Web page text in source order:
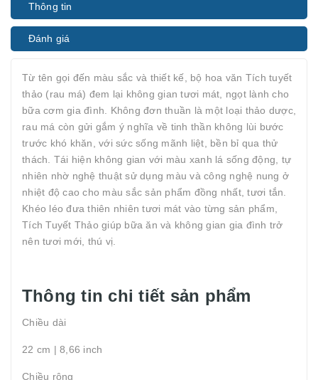
Thông tin
Đánh giá
Từ tên gọi đến màu sắc và thiết kế, bộ hoa văn Tích tuyết
thảo (rau má) đem lại không gian tươi mát, ngọt lành cho
bữa cơm gia đình. Không đơn thuần là một loại thảo dược,
rau má còn gửi gắm ý nghĩa về tinh thần không lùi bước
trước khó khăn, với sức sống mãnh liệt, bền bỉ qua thử
thách. Tái hiện không gian với màu xanh lá sống động, tự
nhiên nhờ nghệ thuật sử dụng màu và công nghệ nung ở
nhiệt độ cao cho màu sắc sản phẩm đồng nhất, tươi tắn.
Khéo léo đưa thiên nhiên tươi mát vào từng sản phẩm,
Tích Tuyết Thảo giúp bữa ăn và không gian gia đình trở
nên tươi mới, thú vị.
Thông tin chi tiết sản phẩm
Chiều dài
22 cm | 8,66 inch
Chiều rộng